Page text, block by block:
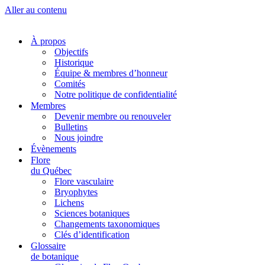
Aller au contenu
À propos
Objectifs
Historique
Équipe & membres d’honneur
Comités
Notre politique de confidentialité
Membres
Devenir membre ou renouveler
Bulletins
Nous joindre
Évènements
Flore
du Québec
Flore vasculaire
Bryophytes
Lichens
Sciences botaniques
Changements taxonomiques
Clés d’identification
Glossaire
de botanique